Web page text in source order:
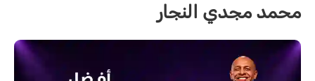
محمد مجدي النجار